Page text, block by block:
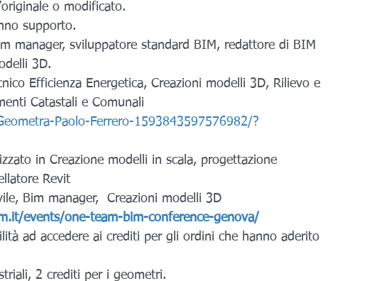
o modificato.
supporto.
manager, sviluppatore standard BIM, redattore di BIM
3D.
Efficienza Energetica, Creazioni modelli 3D, Rilievo e
Catastali e Comunali
Paolo-Ferrero-1593843597576982/?
in Creazione modelli in scala, progettazione
Revit
Bim manager,  Creazioni modelli 3D
events/one-team-bim-conference-genova/
ad accedere ai crediti per gli ordini che hanno aderito
2 crediti per i geometri.